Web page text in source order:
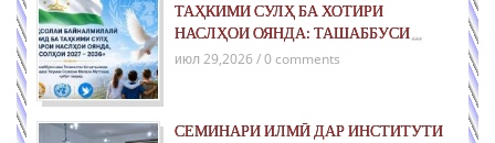
ТАҲКИМИ СУЛҲ БА ХОТИРИ
НАСЛҲОИ ОЯНДА: ТАШАББУСИ
ҶАҲОНИИ ҶУМҲУРИИ ТОҶИКИСТОН
июл 29,2026 / 0 comments
СЕМИНАРИ ИЛМӢ ДАР ИНСТИТУТИ